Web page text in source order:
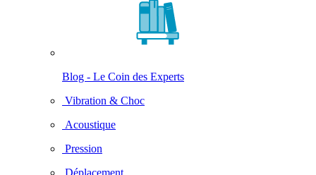
Blog - Le Coin des Experts
Vibration & Choc
Acoustique
Pression
Déplacement